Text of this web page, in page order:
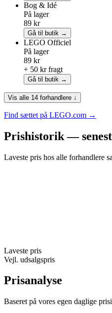
Bog & Idé
På lager
89 kr
Gå til butik →
LEGO Officiel
På lager
89 kr
+ 50 kr fragt
Gå til butik →
Vis alle 14 forhandlere ↓
Find sættet på LEGO.com →
Prishistorik —
Laveste pris hos alle forhandlere
Laveste pris
Vejl. udsalgspris
Prisanalyse
Baseret på vores egen daglige